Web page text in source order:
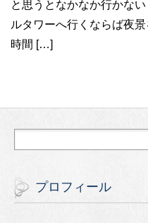
と思うとなかなか行かな
ルタワーへ行くならば夜
時間 […]
プロフィール